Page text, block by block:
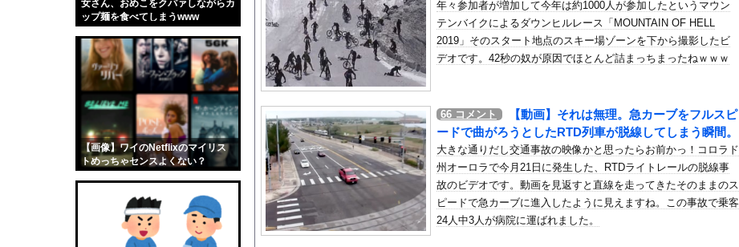
女さん、おめこをクパァしながらカ
ップ麺を食べてしまうwww
【画像】ワイのNetflixのマイリス
トめっちゃセンスよくない？
【日向坂46】今回はお手頃価格？日向坂46とBEAMSのコラボが決定！！
海外「全部日本の真似だったのか…」 日本の普通のテレビ番組が最新SNSの数十年先を行...
海外「日本が正しい！」優しい日本人に甘える外国人に海外が大騒ぎ
英国人「ようこそ」冨安健洋、クリスタルパレス加入が決定的に！メディカル検査をパス！現...
藤あや子が事務所独立でモメていた!?バーニング二代目社長が売上やギャラの配分を明かし...
PTA会長「PTA参加拒否した親へ最終警告。こうなってもいい？」
【画像】おまえらくんの机がこの女の子の椅子にされてたらｗｗｗ
【画像】この女優さん、可愛すぎる
【朗報】齋藤飛鳥、前屈みで完全に見えてる動画が拡散されてしまう…
【画像】おまえらこういう地雷系の女子高生って好きじゃないの？
年々参加者が増加して今年は約1000人が参加したというマウン
テンバイクによるダウンヒルレース「MOUNTAIN OF HELL
2019」そのスタート地点のスキー場ゾーンを下から撮影したビ
デオです。42秒の奴が原因でほとんど詰まっちまったねｗｗｗ
66 コメント
【動画】それは無理。急カーブをフルスピ
ードで曲がろうとしたRTD列車が脱線してしまう瞬間。
大きな通りだし交通事故の映像かと思ったらお前かっ！コロラド
州オーロラで今月21日に発生した、RTDライトレールの脱線事
故のビデオです。動画を見返すと直線を走ってきたそのままのス
ピードで急カーブに進入したように見えますね。この事故で乗客
24人中3人が病院に運ばれました。